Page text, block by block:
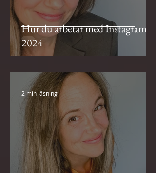
Hur du arbetar med Instagram
2024
2 min läsning